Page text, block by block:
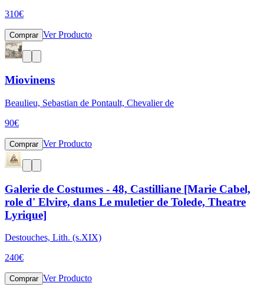
310€
Comprar Ver Producto
Miovinens
Beaulieu, Sebastian de Pontault, Chevalier de
90€
Comprar Ver Producto
Galerie de Costumes - 48, Castilliane [Marie Cabel,
role d' Elvire, dans Le muletier de Tolede, Theatre
Lyrique]
Destouches, Lith. (s.XIX)
240€
Comprar Ver Producto